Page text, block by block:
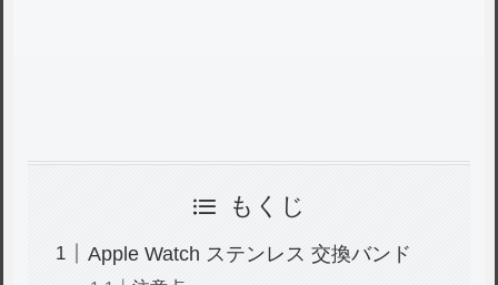
もくじ
Apple Watch ステンレス 交換バンド